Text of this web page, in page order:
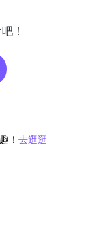
！
！ 去逛逛